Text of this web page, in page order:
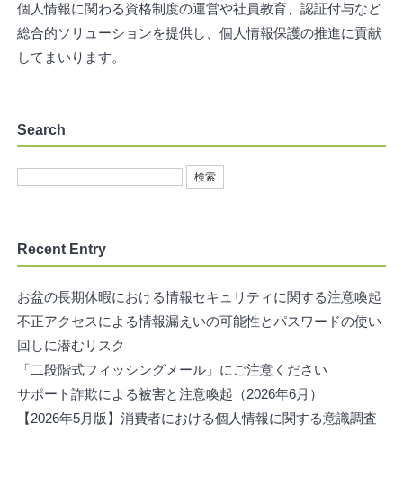
個人情報に関わる資格制度の運営や社員教育、認証付与など
総合的ソリューションを提供し、個人情報保護の推進に貢献
してまいります。
Search
Recent Entry
お盆の長期休暇における情報セキュリティに関する注意喚起
不正アクセスによる情報漏えいの可能性とパスワードの使い
回しに潜むリスク
「二段階式フィッシングメール」にご注意ください
サポート詐欺による被害と注意喚起（2026年6月）
【2026年5月版】消費者における個人情報に関する意識調査